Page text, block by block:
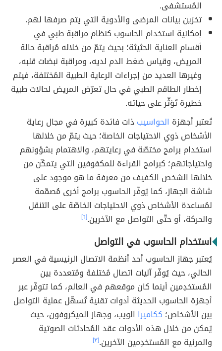
المُستشفى.
تخزين بيانات المرضى والأدوية التي يتم صرفها لهم.
إمكانية استخدام الحاسوب كنظام مراقبة طبي في
أقسام العناية الحثيثة؛ بحيث يتمّ من خلاله مُراقبة حالة
المريض، وقياس ضغط الدم لديه، ومراقبة نبضات قلبه،
وغيرها العديد من إجراءات الرعاية الطبية المُختلفة، فيتم
إخطار الطاقم الطبي في حال تعرّض المريض لحالات طبية
خطيرة تُؤثّر على حياته.
تُعتبر أجهزة الحواسيبذات فائدة كبيرة في مجال رعاية
الأشخاص ذوي الاحتياجات الخاصة؛ حيث يتمّ من خلالها
استخدام برامج مختصّة في رعايتهم، والاهتمام بشؤونهم
واحتياجاتهم؛ كبرامج القراءة للمكفوفين التي يتمكّن من
خلالها الشخص الكفيف من معرفة ما هو موجود على
شاشة الجهاز، كما يُوفّر الحاسوب برامج أخرى مُصمّمة
لمُساعدة الأشخاص ذوي الاحتياجات الخاصّة على التنقل
والحركة، أو حتّى التواصل مع الآخرين.[٦]
استخدام الحاسوب في التواصل
يُعتبر جهاز الحاسوب أحد أنظمة الاتصال الرئيسية في العصر
الحالي، حيث يُوفّر آليات اتصال مُختلفة ومُتعددة بين
المُستخدِمين أينما كان موقعهم في العالم، كما تتوفّر عبر
أجهزة الحاسوب الحديثة أدوات تقنية تُسهّل عملية التواصل
بين الأشخاص؛ ككاميرا الويب، وجهاز الميكروفون، حيث
يُمكن من خلال هذه الأدوات عقد المُحادثات الصوتية
والمرئية مع المُستخدِمين الآخرين.[٣]